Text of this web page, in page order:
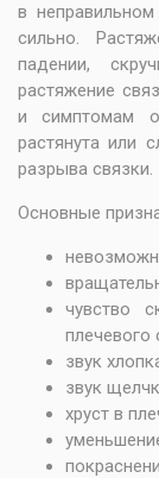
в
сильно.
падении,
растяжение
и симптомам
растянута или
разрыва связки.
Основные
чувство
плечевого
звук
звук
хруст в